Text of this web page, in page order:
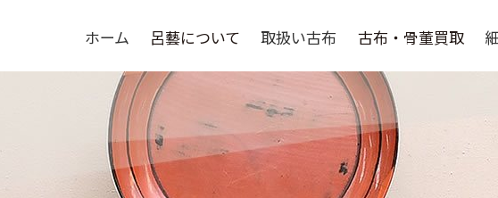
ホーム 呂藝について
呂藝について
選ばれる理由
よくある質問
取扱い古布 古布・骨董買取
骨董品買取
取扱い作家
買取の流れ
買取実績